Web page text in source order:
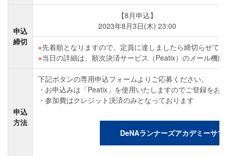
申込
締切
【8月申込】
2023年8月3日(木) 23:00
先着順となりますので、定員に達しましたら締切らせて
当日の詳細は、順次決済サービス（Peatix）のメール機
申込
方法
下記ボタンの専用申込フォームよりご応募ください。
お申込みは「Peatix」を使用いたしますのでご登録をお
参加費はクレジット決済のみとなっております
DeNAランナーズアカデミーサ